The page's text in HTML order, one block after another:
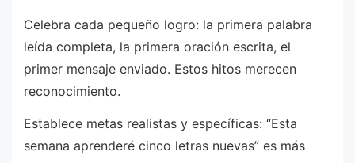
Celebra cada pequeño logro: la primera palabra
leída completa, la primera oración escrita, el
primer mensaje enviado. Estos hitos merecen
reconocimiento.
Establece metas realistas y específicas: “Esta
semana aprenderé cinco letras nuevas” es más